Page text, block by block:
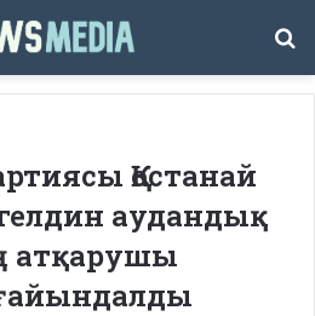
Қостанай
аудандық
атқарушы